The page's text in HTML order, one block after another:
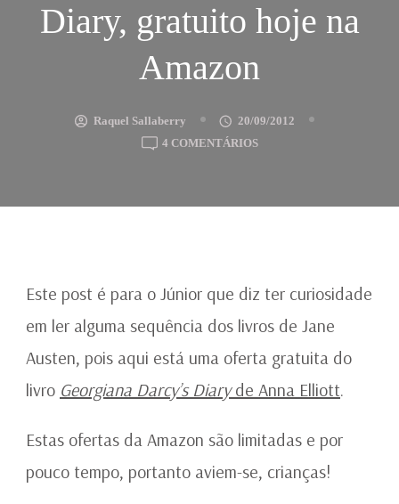
Diary, gratuito hoje na
Amazon
Raquel Sallaberry
20/09/2012
4 COMENTÁRIOSEM
DIARY,
AMAZON
Este post é para o Júnior que diz ter curiosidade
em ler alguma sequência dos livros de Jane
Austen, pois aqui está uma oferta gratuita do
livro Georgiana Darcy’s Diaryde Anna Elliott.
Estas ofertas da Amazon são limitadas e por
pouco tempo, portanto aviem-se, crianças!